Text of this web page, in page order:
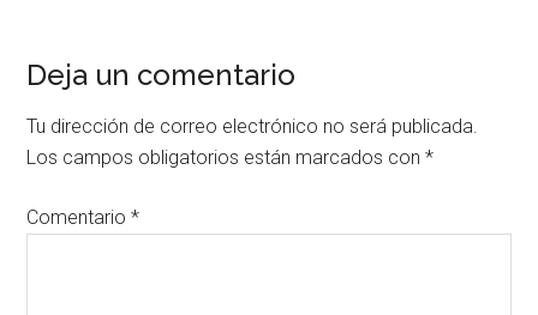
Deja un comentario
Tu dirección de correo electrónico no será publicada.
Los campos obligatorios están marcados con*
Comentario*